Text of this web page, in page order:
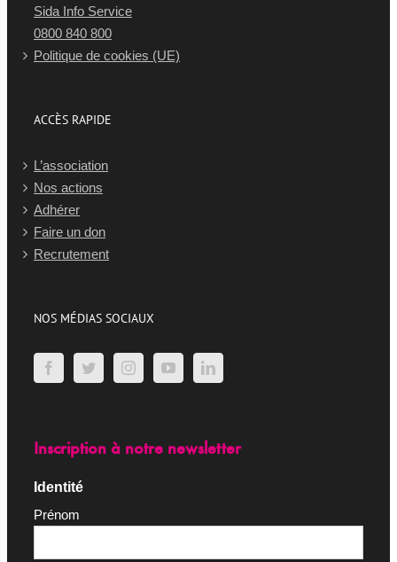
Sida Info Service
0800 840 800
Politique de cookies (UE)
ACCÈS RAPIDE
L’association
Nos actions
Adhérer
Faire un don
Recrutement
NOS MÉDIAS SOCIAUX
Inscription à notre newsletter
Identité
Prénom